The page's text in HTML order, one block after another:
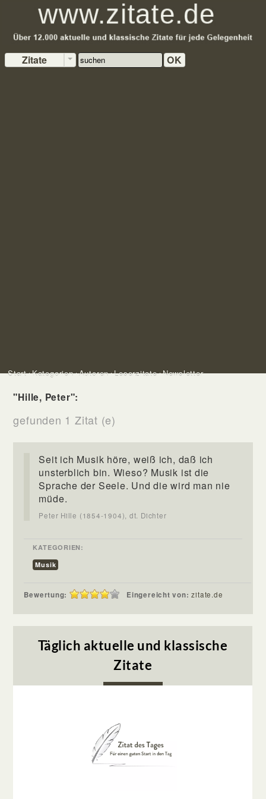
Zitate OK
Start Kategorien Autoren Leserzitate Newsletter
"Hille, Peter":
gefunden 1 Zitat (e)
Seit ich Musik höre, weiß ich, daß ich
unsterblich bin. Wieso? Musik ist die
Sprache der Seele. Und die wird man nie
müde.
Peter Hille (1854-1904), dt. Dichter
KATEGORIEN:
Musik
Bewertung: Eingereicht von:zitate.de